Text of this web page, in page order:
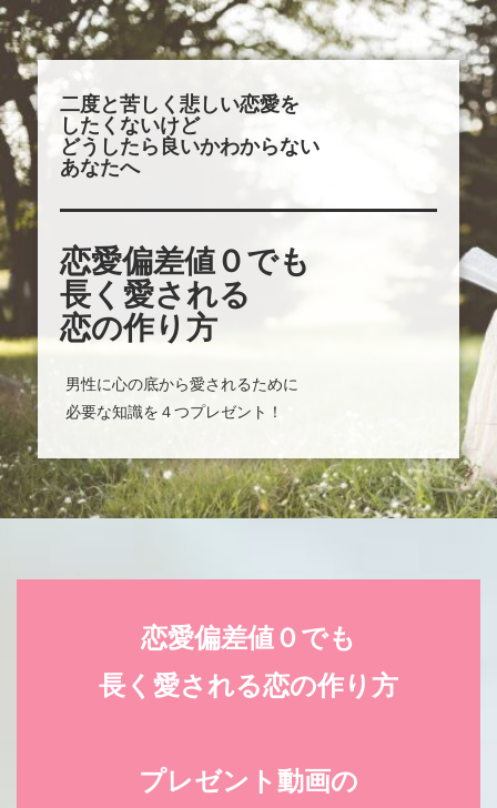
二度と苦しく悲しい恋愛を
したくないけど
どうしたら良いかわからない
あなたへ
恋愛偏差値０でも
長く愛される
恋の作り方
男性に心の底から愛されるために
必要な知識を４つプレゼント！
恋愛偏差値０でも
長く愛される恋の作り方
プレゼント動画の